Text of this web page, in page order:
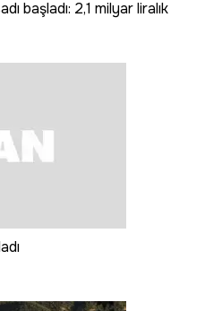
başladı: 2,1 milyar liralık